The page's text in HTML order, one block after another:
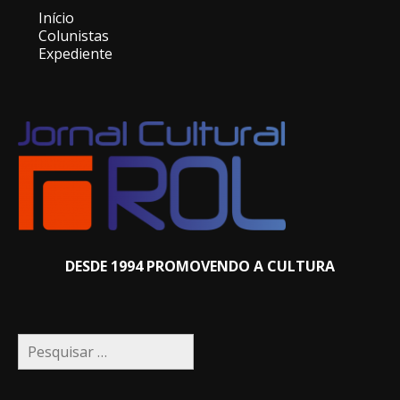
Início
Colunistas
Expediente
DESDE 1994 PROMOVENDO A CULTURA
Pesquisar
por: